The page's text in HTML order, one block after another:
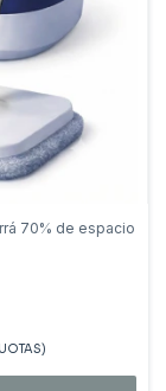
70% de espacio